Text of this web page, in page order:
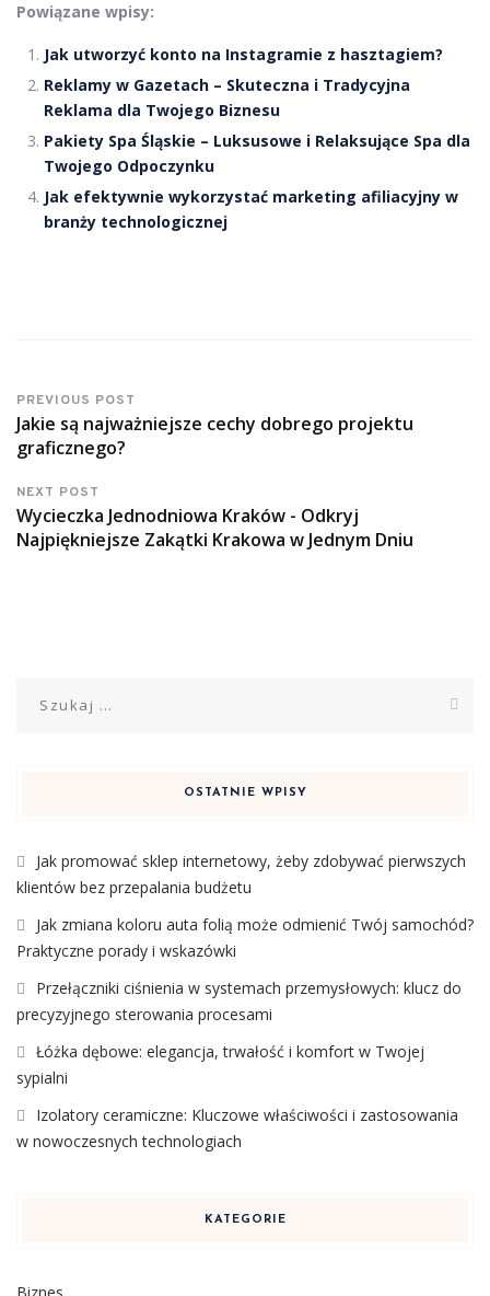
Powiązane wpisy:
Jak utworzyć konto na Instagramie z hasztagiem?
Reklamy w Gazetach – Skuteczna i Tradycyjna
Reklama dla Twojego Biznesu
Pakiety Spa Śląskie – Luksusowe i Relaksujące Spa dla
Twojego Odpoczynku
Jak efektywnie wykorzystać marketing afiliacyjny w
branży technologicznej
PREVIOUS POST
Jakie są najważniejsze cechy dobrego projektu
graficznego?
NEXT POST
Wycieczka Jednodniowa Kraków - Odkryj
Najpiękniejsze Zakątki Krakowa w Jednym Dniu
OSTATNIE WPISY
Jak promować sklep internetowy, żeby zdobywać pierwszych
klientów bez przepalania budżetu
Jak zmiana koloru auta folią może odmienić Twój samochód?
Praktyczne porady i wskazówki
Przełączniki ciśnienia w systemach przemysłowych: klucz do
precyzyjnego sterowania procesami
Łóżka dębowe: elegancja, trwałość i komfort w Twojej
sypialni
Izolatory ceramiczne: Kluczowe właściwości i zastosowania
w nowoczesnych technologiach
KATEGORIE
Biznes